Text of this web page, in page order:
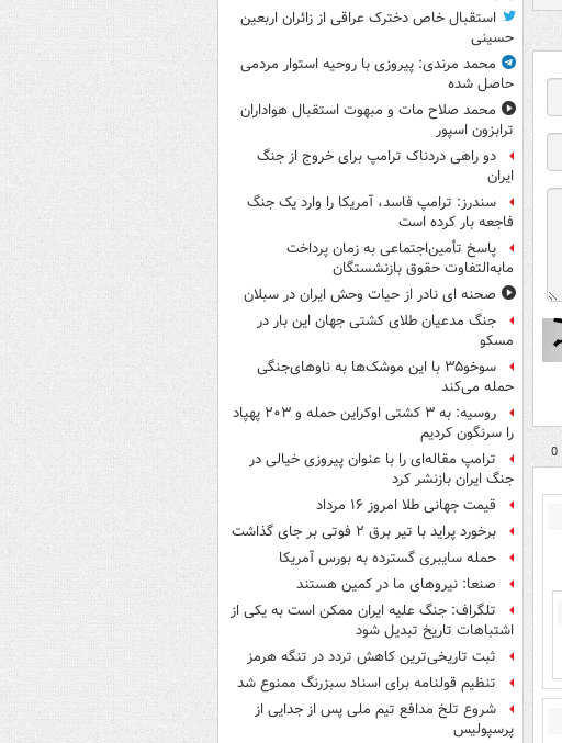
استقبال خاص دخترک عراقی از زائران اربعین
حسینی
محمد مرندی: پیروزی با روحیه استوار مردمی
حاصل شده
محمد صلاح مات و مبهوت استقبال هواداران
ترابزون اسپور
دو راهی دردناک ترامپ برای خروج از جنگ
ایران
سندرز: ترامپ فاسد، آمریکا را وارد یک جنگ
فاجعه بار کرده است
پاسخ تأمین‌اجتماعی به زمان پرداخت
مابه‌التفاوت حقوق بازنشستگان
صحنه ای نادر از حیات وحش ایران در سبلان
جنگ مدعیان طلای کشتی جهان این بار در
مسکو
سوخو۳۵ با این موشک‌ها به ناوهای‌جنگی
حمله می‌کند
روسیه: به ۳ کشتی اوکراین حمله و ۲۰۳ پهپاد
را سرنگون کردیم
ترامپ مقاله‌ای را با عنوان پیروزی خیالی در
جنگ ایران بازنشر کرد
قیمت جهانی طلا امروز ۱۶ مرداد
برخورد پراید با تیر برق ۲ فوتی بر جای گذاشت
حمله سایبری گسترده به بورس آمریکا
صنعا: نیروهای ما در کمین‌ هستند
تلگراف: جنگ علیه ایران ممکن است به یکی از
اشتباهات تاریخ تبدیل شود
ثبت تاریخی‌ترین کاهش تردد در تنگه هرمز
تنظیم قولنامه برای اسناد سبزرنگ ممنوع شد
شروع تلخ مدافع تیم ملی پس از جدایی از
پرسپولیس